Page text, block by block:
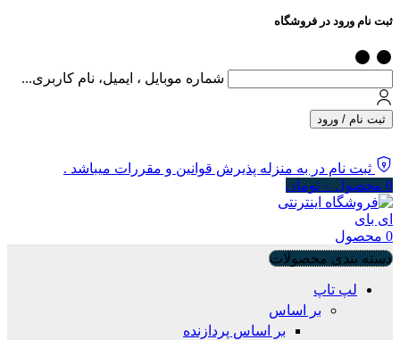
ثبت نام ورود در فروشگاه
شماره موبایل ، ایمیل، نام کاربری...
ثبت نام / ورود
ثبت نام در به منزله پذیرش قوانین و مقررات میباشد .
0 محصول ۰ تومان
0 محصول
دسته بندی محصولات
لپ تاپ
بر اساس
بر اساس پردازنده